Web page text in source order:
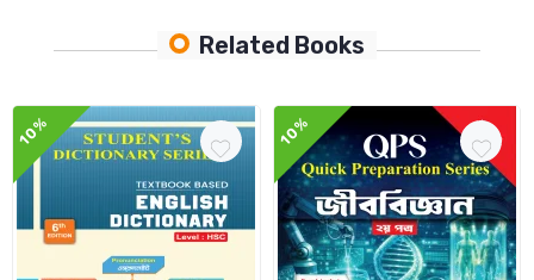
Related Books
10% 10%